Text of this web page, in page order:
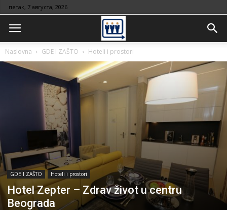
петак, 7 августа, 2026
Naslovna GDE I ZAŠTO Hoteli i prostori
GDE I ZAŠTO Hoteli i prostori
Hotel Zepter – Zdrav život u centru
Beograda